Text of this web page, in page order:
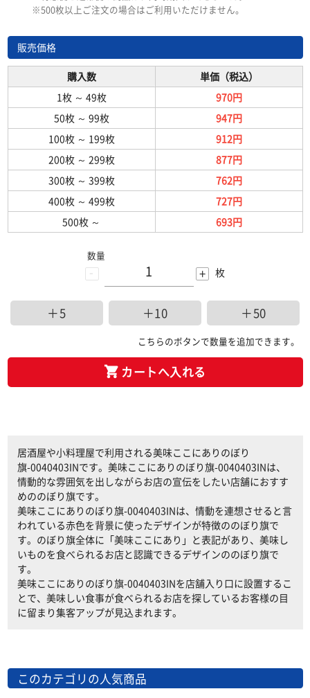
※500枚以上ご注文の場合はご利用いただけません。
販売価格
購入数
単価（税込）
1枚 ～ 49枚
970円
50枚 ～ 99枚
947円
100枚 ～ 199枚
912円
200枚 ～ 299枚
877円
300枚 ～ 399枚
762円
400枚 ～ 499枚
727円
500枚 ～ 693円
-
数量
+ 枚
＋5 ＋10 ＋50
こちらのボタンで数量を追加できます。
カートへ入れる
居酒屋や小料理屋で利用される美味ここにありのぼり
旗-0040403INです。美味ここにありのぼり旗-0040403INは、
情動的な雰囲気を出しながらお店の宣伝をしたい店舗におすす
めののぼり旗です。
美味ここにありのぼり旗-0040403INは、情動を連想させると言
われている赤色を背景に使ったデザインが特徴ののぼり旗で
す。のぼり旗全体に「美味ここにあり」と表記があり、美味し
いものを食べられるお店と認識できるデザインののぼり旗で
す。
美味ここにありのぼり旗-0040403INを店舗入り口に設置するこ
とで、美味しい食事が食べられるお店を探しているお客様の目
に留まり集客アップが見込まれます。
このカテゴリの人気商品